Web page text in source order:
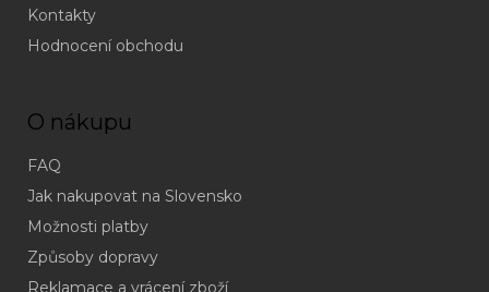
Kontakty
Hodnocení obchodu
O nákupu
FAQ
Jak nakupovat na Slovensko
Možnosti platby
Způsoby dopravy
Reklamace a vrácení zboží